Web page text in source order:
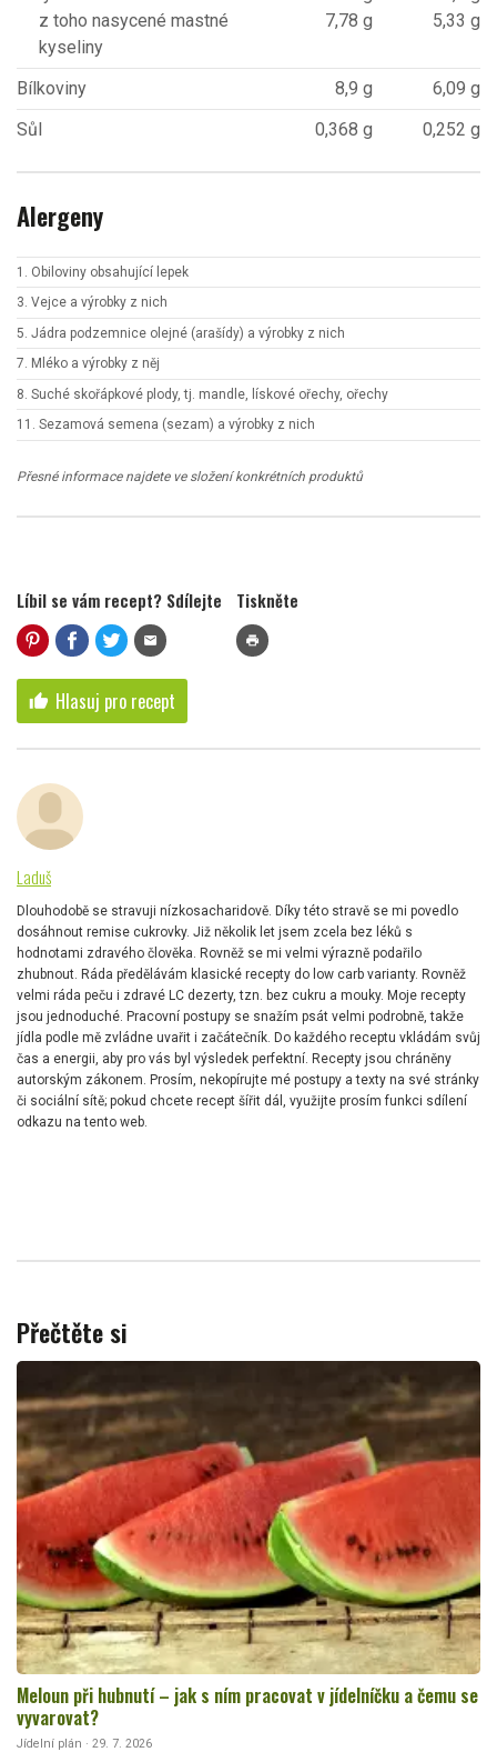
z toho nasycené mastné
kyseliny
7,78 g
5,33 g
Bílkoviny 8,9 g
6,09 g
Sůl
0,368 g 0,252 g
Alergeny
1. Obiloviny obsahující lepek
3. Vejce a výrobky z nich
5. Jádra podzemnice olejné (arašídy) a výrobky z nich
7. Mléko a výrobky z něj
8. Suché skořápkové plody, tj. mandle, lískové ořechy, ořechy
11. Sezamová semena (sezam) a výrobky z nich
Přesné informace najdete ve složení konkrétních produktů
Líbil se vám recept? Sdílejte
mail
Tiskněte
print
thumb_up Hlasuj pro recept
Laduš
Dlouhodobě se stravuji nízkosacharidově. Díky této stravě se mi povedlo
dosáhnout remise cukrovky. Již několik let jsem zcela bez léků s
hodnotami zdravého člověka. Rovněž se mi velmi výrazně podařilo
zhubnout. Ráda předělávám klasické recepty do low carb varianty. Rovněž
velmi ráda peču i zdravé LC dezerty, tzn. bez cukru a mouky. Moje recepty
jsou jednoduché. Pracovní postupy se snažím psát velmi podrobně, takže
jídla podle mě zvládne uvařit i začátečník. Do každého receptu vkládám svůj
čas a energii, aby pro vás byl výsledek perfektní. Recepty jsou chráněny
autorským zákonem. Prosím, nekopírujte mé postupy a texty na své stránky
či sociální sítě; pokud chcete recept šířit dál, využijte prosím funkci sdílení
odkazu na tento web.
Přečtěte si
Meloun při hubnutí – jak s ním pracovat v jídelníčku a čemu se
vyvarovat?
Jídelní plán · 29. 7. 2026